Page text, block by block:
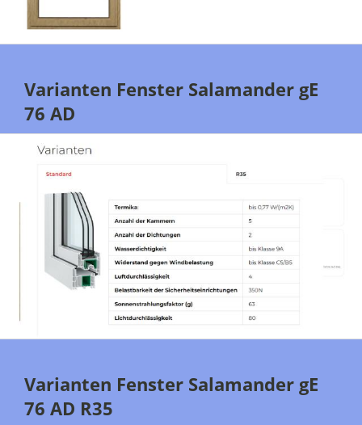
Varianten Fenster Salamander gE
76 AD
Varianten Fenster Salamander gE
76 AD R35